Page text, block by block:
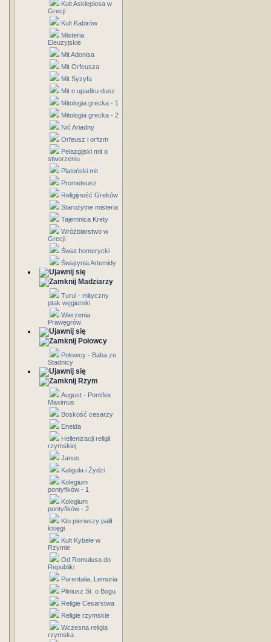
Kult Asklepiosa w
Grecji
Kult Kabirów
Misteria
Eleuzyjskie
Mit Adonisa
Mit Orfeusza
Mit Syzyfa
Mit o upadku dusz
Mitologia grecka - 1
Mitologia grecka - 2
Nić Ariadny
Orfeusz i orfizm
Pelazgijski mit o
stworzeniu
Platoński mit
Prometeusz
Religijność Greków
Starożytne misteria
Tajemnica Krety
Wróżbiarstwo w
Grecji
Świat homerycki
Świątynia Artemidy
Madziarzy
Turul - mityczny
ptak węgierski
Wierzenia
Prawęgrów
Połowcy
Połowcy - Baba ze
Stadnicy
Rzym
August - Pontifex
Maximus
Boskość cesarzy
Eneida
Hellenizacji religii
rzymskiej
Janus
Kaligula i Żydzi
Kolegium
pontyfików - 1
Kolegium
pontyfików - 2
Kto pierwszy palił
księgi
Kult Kybele w
Rzymie
Od Romulusa do
Republiki
Parentalia, Lemuria
Pliniusz St. o Bogu
Religie Cesarstwa
Religie rzymskie
Wczesna religia
rzymska